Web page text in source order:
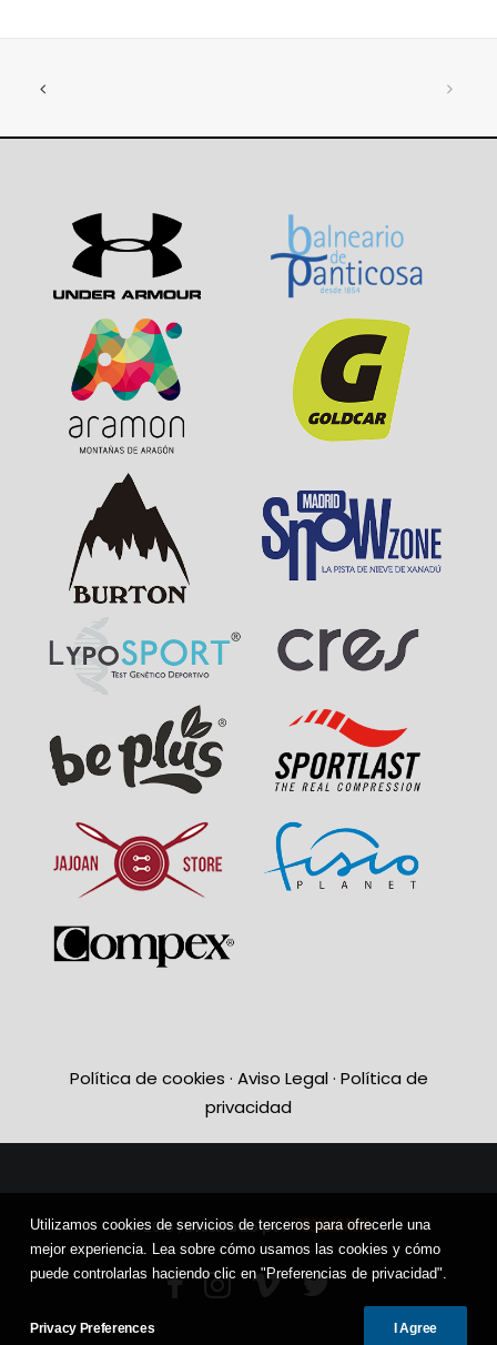
Política de cookies · Aviso Legal· Política de
privacidad
© 2018 |Diseñado porTECHNICAL10
Utilizamos cookies de servicios de terceros para ofrecerle una
mejor experiencia. Lea sobre cómo usamos las cookies y cómo
puede controlarlas haciendo clic en "Preferencias de privacidad".
Privacy Preferences I Agree